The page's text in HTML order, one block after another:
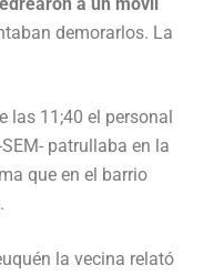
demorarlos. La
las 11;40 el personal
patrullaba en la
que en el barrio
la vecina relató